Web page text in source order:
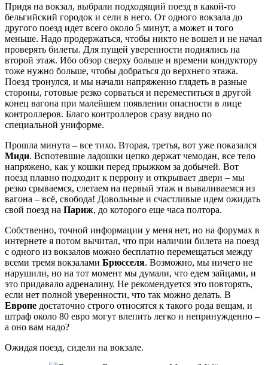
Придя на вокзал, выбрали подходящий поезд в какой-то
бельгийский городок и сели в него. От одного вокзала до
другого поезд идет всего около 5 минут, а может и того
меньше. Надо продержаться, чтобы никто не вошел и не начал
проверять билеты. Для пущей уверенности поднялись на
второй этаж. Ибо обзор сверху больше и времени кондуктору
тоже нужно больше, чтобы добраться до верхнего этажа.
Поезд тронулся, и мы начали напряженно глядеть в разные
стороны, готовые резко сорваться и переместиться в другой
конец вагона при малейшем появлении опасности в лице
контроллеров. Благо контроллеров сразу видно по
специальной униформе.
Прошла минута – все тихо. Вторая, третья, вот уже показался
Миди. Вспотевшие ладошки цепко держат чемодан, все тело
напряжено, как у кошки перед прыжком за добычей. Вот
поезд плавно подходит к перрону и открывает двери – мы
резко срываемся, слетаем на первый этаж и вываливаемся из
вагона – всё, свобода! Довольные и счастливые идем ожидать
свой поезд на Париж, до которого еще часа полтора.
Собственно, точной информации у меня нет, но на форумах в
интернете я потом вычитал, что при наличии билета на поезд
с одного из вокзалов можно бесплатно перемещаться между
всеми тремя вокзалами Брюсселя. Возможно, мы ничего не
нарушили, но на тот момент мы думали, что едем зайцами, и
это придавало адреналину. Не рекомендуется это повторять,
если нет полной уверенности, что так можно делать. В
Европе достаточно строго относятся к такого рода вещам, и
штраф около 80 евро могут влепить легко и непринужденно –
а оно вам надо?
Ожидая поезд, сидели на вокзале.